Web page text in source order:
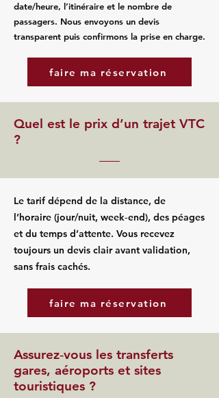
date/heure, l’itinéraire et le nombre de
passagers. Nous envoyons un devis
transparent puis confirmons la prise en charge.
faire ma réservation
Quel est le prix d’un trajet VTC
?
Le tarif dépend de la distance, de
l’horaire (jour/nuit, week‑end), des péages
et du temps d’attente. Vous recevez
toujours un devis clair avant validation,
sans frais cachés.
faire ma réservation
Assurez‑vous les transferts
gares, aéroports et sites
touristiques ?